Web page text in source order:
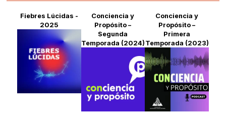
Fiebres Lúcidas -
2025
Conciencia y
Propósito –
Segunda
Temporada (2024)
Conciencia y
Propósito –
Primera
Temporada (2023)